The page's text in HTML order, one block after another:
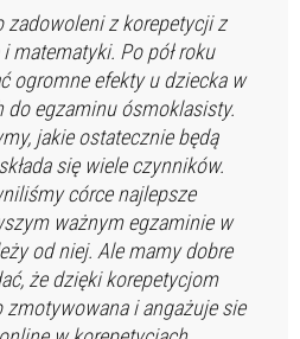
zadowoleni z korepetycji z
matematyki. Po pół roku
ogromne efekty u dziecka w
do egzaminu ósmoklasisty.
jakie ostatecznie będą
się wiele czynników.
córce najlepsze
ważnym egzaminie w
od niej. Ale mamy dobre
że dzięki korepetycjom
zmotywowana i angażuje sie